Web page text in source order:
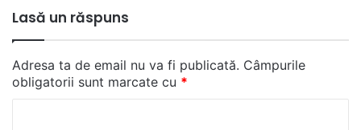
Lasă un răspuns
Adresa ta de email nu va fi publicată. Câmpurile
obligatorii sunt marcate cu *